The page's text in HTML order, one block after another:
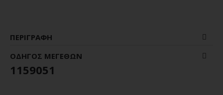
ΠΕΡΙΓΡΑΦΉ
ΟΔΗΓΌΣ ΜΕΓΕΘΏΝ
1159051